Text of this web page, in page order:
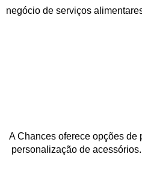
negócio de serviços
A Chances oferece opções
personalização de